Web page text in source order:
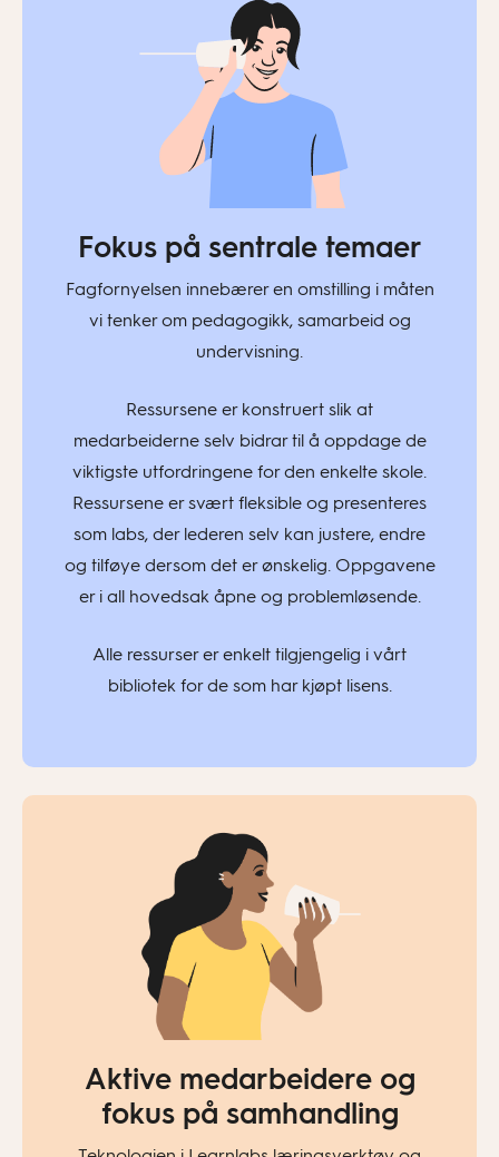
Fokus på sentrale temaer
Fagfornyelsen innebærer en omstilling i måten
vi tenker om pedagogikk, samarbeid og
undervisning.
Ressursene er konstruert slik at
medarbeiderne selv bidrar til å oppdage de
viktigste utfordringene for den enkelte skole.
Ressursene er svært fleksible og presenteres
som labs, der lederen selv kan justere, endre
og tilføye dersom det er ønskelig. Oppgavene
er i all hovedsak åpne og problemløsende.
Alle ressurser er enkelt tilgjengelig i vårt
bibliotek for de som har kjøpt lisens.
Aktive medarbeidere og
fokus på samhandling